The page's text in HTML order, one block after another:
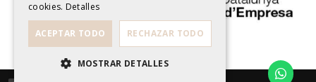
cookies. Detalles
ACEPTAR TODO RECHAZAR TODO
MOSTRAR DETALLES